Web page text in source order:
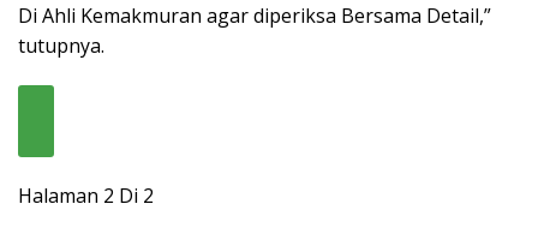
Di Ahli Kemakmuran agar diperiksa Bersama Detail,”
tutupnya.
Halaman 2 Di 2